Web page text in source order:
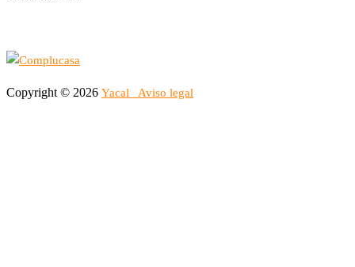
Copyright © 2026 Yacal Aviso legal